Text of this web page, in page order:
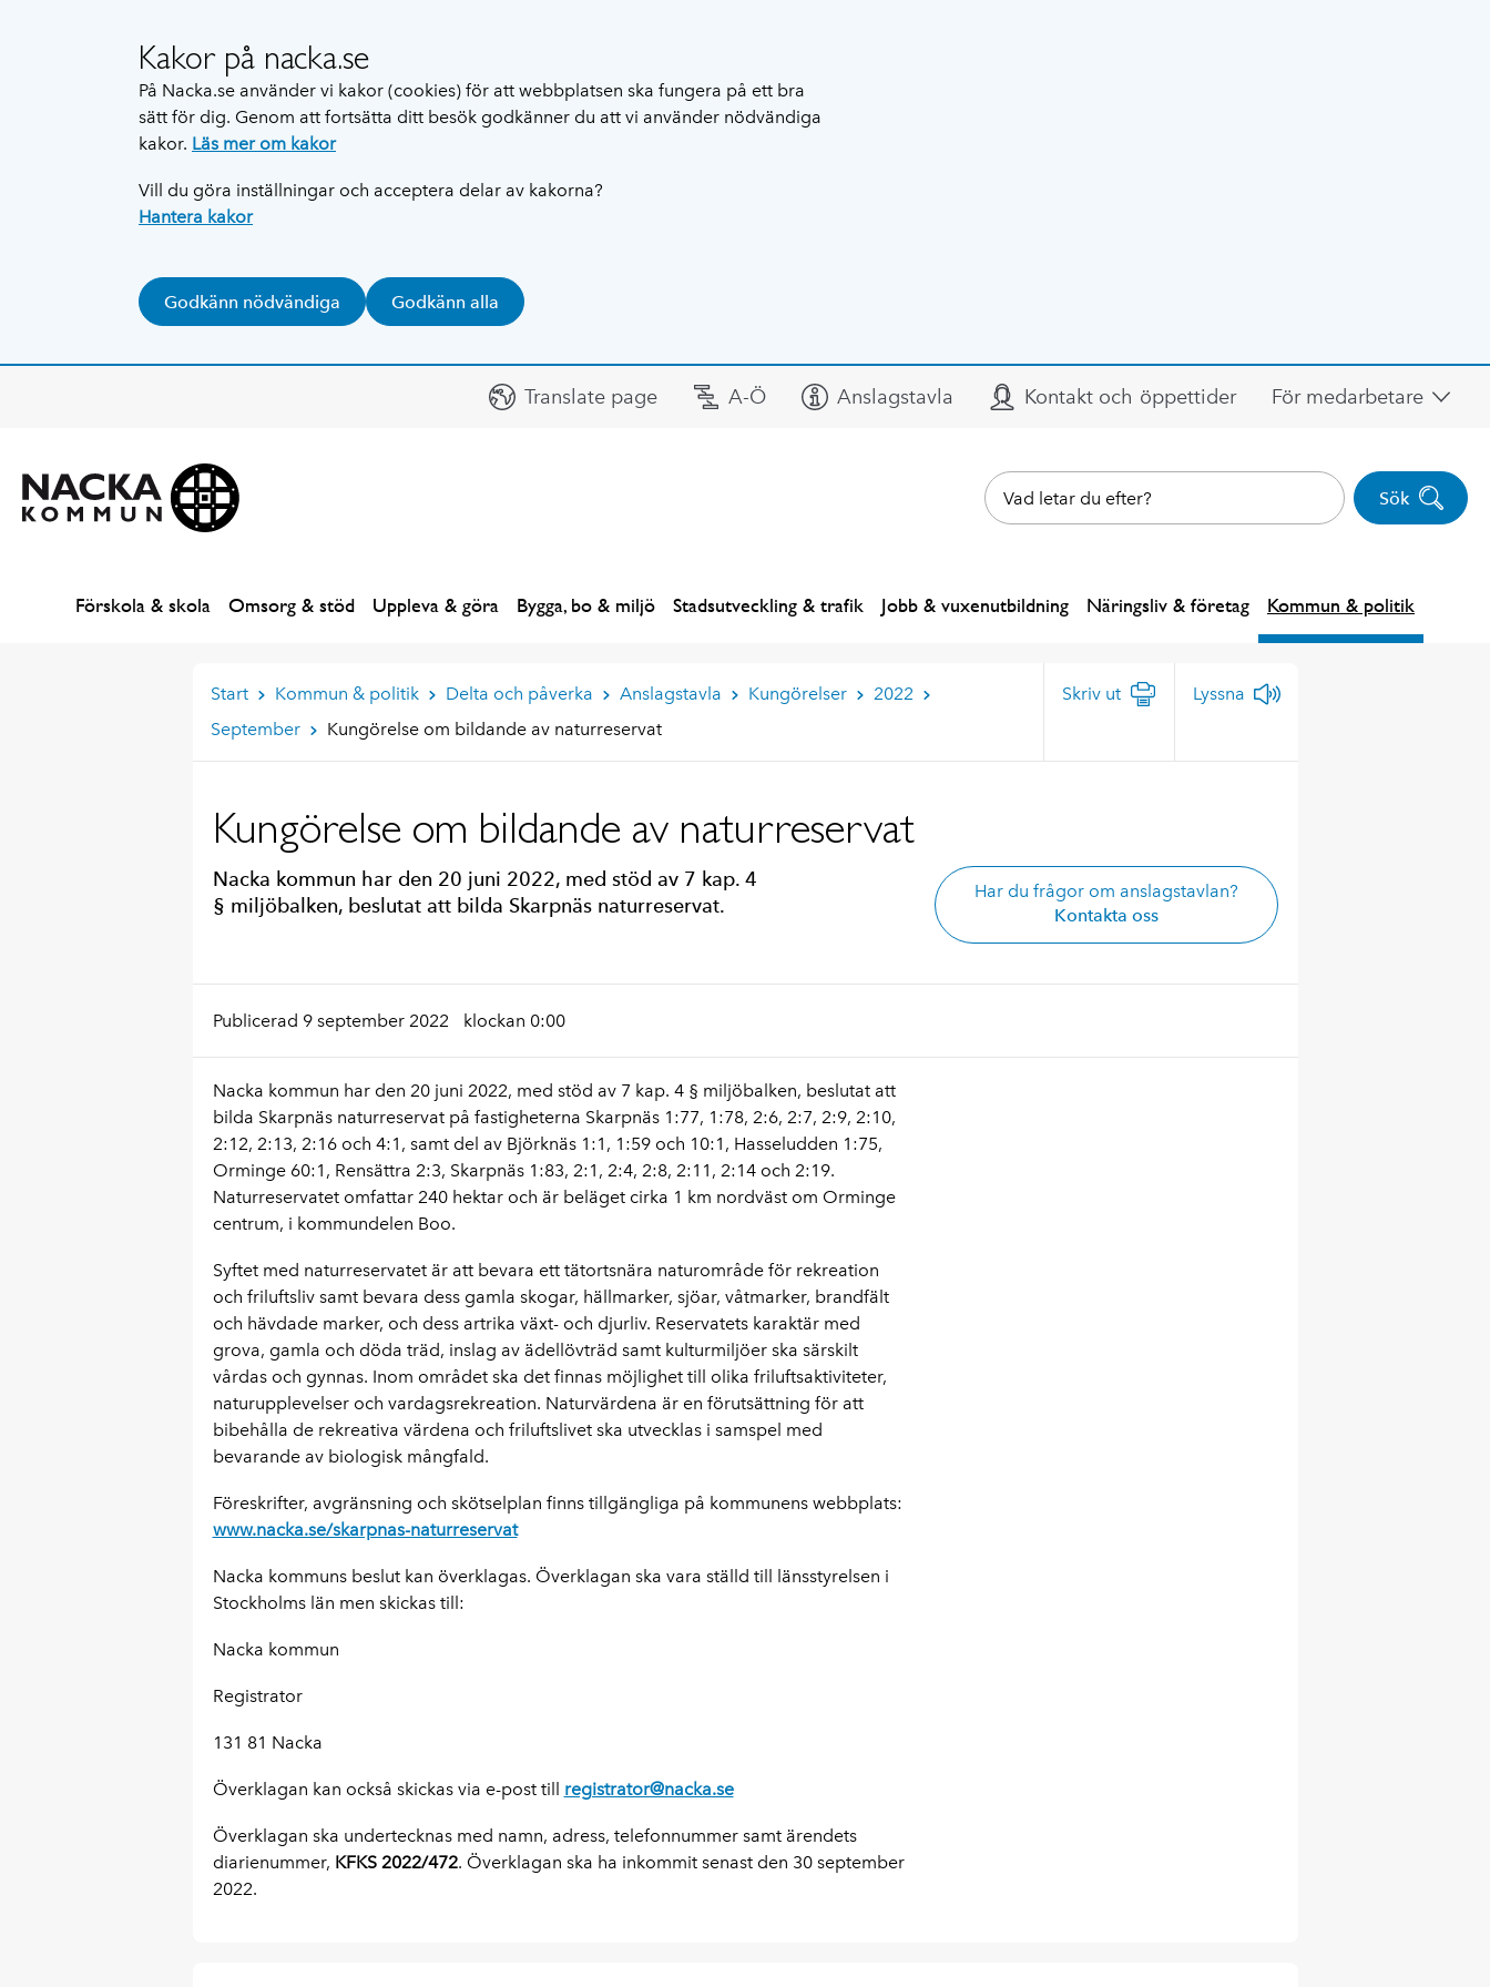
Kakor på nacka.se
På Nacka.se använder vi kakor (cookies) för att webbplatsen ska fungera på ett bra
sätt för dig. Genom att fortsätta ditt besök godkänner du att vi använder nödvändiga
kakor. Läs mer om kakor
Vill du göra inställningar och acceptera delar av kakorna?
Hantera kakor
Godkänn nödvändiga Godkänn alla
Translate page A-Ö Anslagstavla Kontakt och öppettider För medarbetare
Sök
Förskola & skola Omsorg & stöd Uppleva & göra Bygga, bo & miljö Stadsutveckling & trafik Jobb & vuxenutbildning Näringsliv & företag Kommun & politik
Start Kommun & politik Delta och påverka Anslagstavla Kungörelser
2022
September
Kungörelse om bildande av naturreservat
Skriv ut Lyssna
Kungörelse om bildande av naturreservat
Nacka kommun har den 20 juni 2022, med stöd av 7 kap. 4
§ miljöbalken, beslutat att bilda Skarpnäs naturreservat.
Har du frågor om anslagstavlan?
Kontakta oss
Publicerad 9 september 2022 klockan 0:00
Nacka kommun har den 20 juni 2022, med stöd av 7 kap. 4 § miljöbalken, beslutat att
bilda Skarpnäs naturreservat på fastigheterna Skarpnäs 1:77, 1:78, 2:6, 2:7, 2:9, 2:10,
2:12, 2:13, 2:16 och 4:1, samt del av Björknäs 1:1, 1:59 och 10:1, Hasseludden 1:75,
Orminge 60:1, Rensättra 2:3, Skarpnäs 1:83, 2:1, 2:4, 2:8, 2:11, 2:14 och 2:19.
Naturreservatet omfattar 240 hektar och är beläget cirka 1 km nordväst om Orminge
centrum, i kommundelen Boo.
Syftet med naturreservatet är att bevara ett tätortsnära naturområde för rekreation
och friluftsliv samt bevara dess gamla skogar, hällmarker, sjöar, våtmarker, brandfält
och hävdade marker, och dess artrika växt- och djurliv. Reservatets karaktär med
grova, gamla och döda träd, inslag av ädellövträd samt kulturmiljöer ska särskilt
vårdas och gynnas. Inom området ska det finnas möjlighet till olika friluftsaktiviteter,
naturupplevelser och vardagsrekreation. Naturvärdena är en förutsättning för att
bibehålla de rekreativa värdena och friluftslivet ska utvecklas i samspel med
bevarande av biologisk mångfald.
Föreskrifter, avgränsning och skötselplan finns tillgängliga på kommunens webbplats:
www.nacka.se/skarpnas-naturreservat
Nacka kommuns beslut kan överklagas. Överklagan ska vara ställd till länsstyrelsen i
Stockholms län men skickas till:
Nacka kommun
Registrator
131 81 Nacka
Överklagan kan också skickas via e-post till registrator@nacka.se
Överklagan ska undertecknas med namn, adress, telefonnummer samt ärendets
diarienummer, KFKS 2022/472. Överklagan ska ha inkommit senast den 30 september
2022.